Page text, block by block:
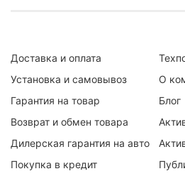
Доставка и оплата
Установка и самовывоз
Гарантия на товар
Возврат и обмен товара
Дилерская гарантия на авто
Покупка в кредит
О
Блог